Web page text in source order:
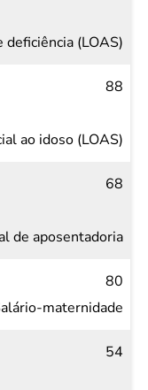
(LOAS)
88
ao idoso (LOAS)
68
de aposentadoria
80
maternidade
54